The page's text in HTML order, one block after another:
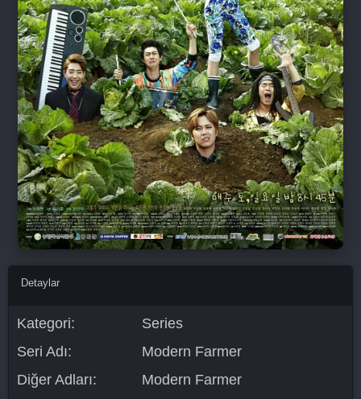
Detaylar
Kategori:
Series
Seri Adı:
Modern Farmer
Diğer Adları:
Modern Farmer